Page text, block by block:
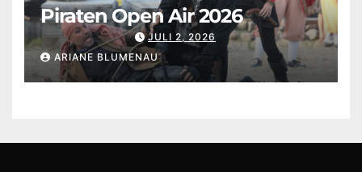
Piraten Open Air 2026
JULI 2, 2026
ARIANE BLUMENAU